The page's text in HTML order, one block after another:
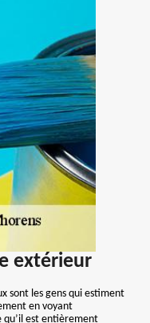
extérieur
sont les gens qui estiment
en voyant
qu’il est entièrement